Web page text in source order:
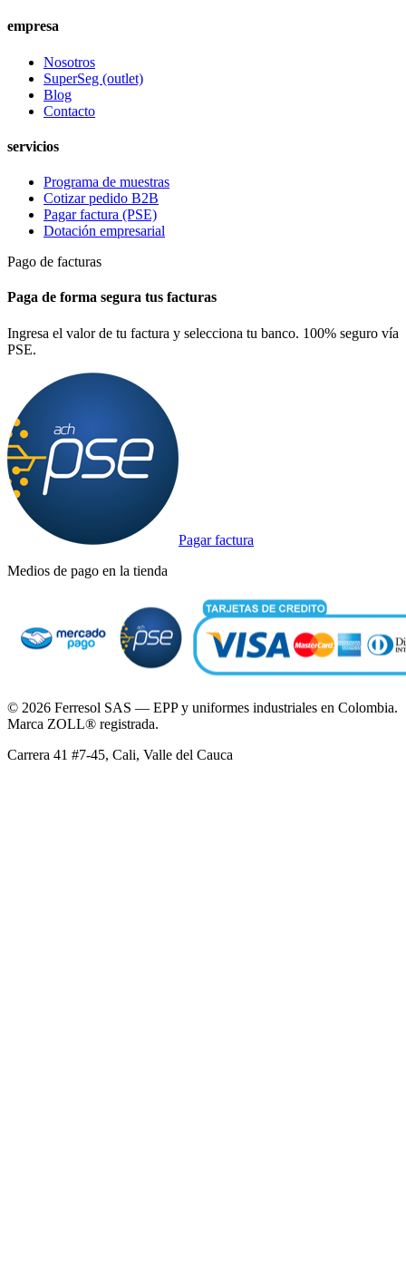
empresa
Nosotros
SuperSeg (outlet)
Blog
Contacto
servicios
Programa de muestras
Cotizar pedido B2B
Pagar factura (PSE)
Dotación empresarial
Pago de facturas
Paga de forma segura tus facturas
Ingresa el valor de tu factura y selecciona tu banco. 100% seguro vía
PSE.
Pagar factura
Medios de pago en la tienda
© 2026 Ferresol SAS — EPP y uniformes industriales en Colombia.
Marca ZOLL® registrada.
Carrera 41 #7-45, Cali, Valle del Cauca